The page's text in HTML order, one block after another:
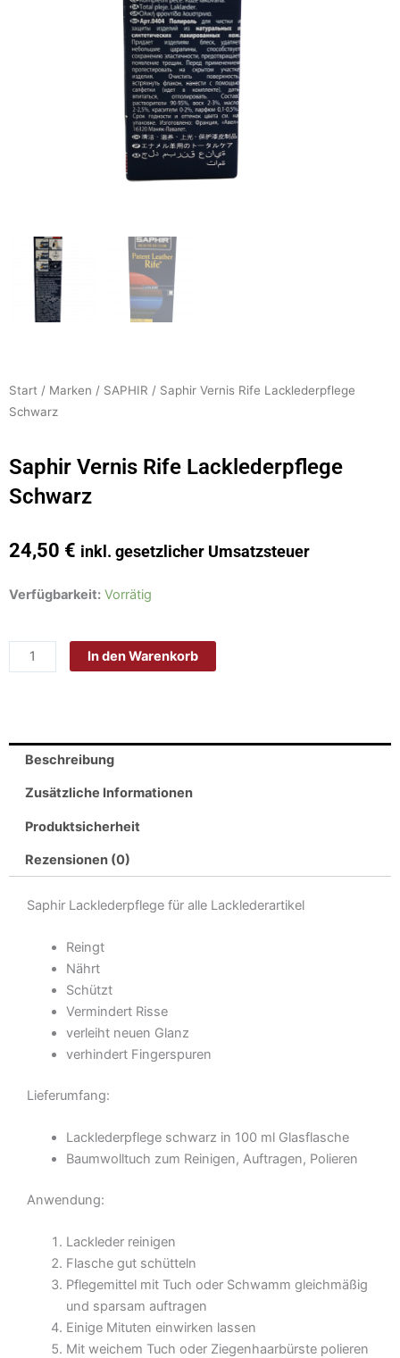
Start / Marken / SAPHIR / Saphir Vernis Rife Lacklederpflege
Schwarz
Saphir Vernis Rife Lacklederpflege
Schwarz
24,50 € inkl. gesetzlicher Umsatzsteuer
Verfügbarkeit: Vorrätig
Saphir
LacklederpflegeIn den Warenkorb
Beschreibung
Zusätzliche Informationen
Produktsicherheit
Rezensionen (0)
Saphir Lacklederpflege für alle Lacklederartikel
Reingt
Nährt
Schützt
Vermindert Risse
verleiht neuen Glanz
verhindert Fingerspuren
Lieferumfang:
Lacklederpflege schwarz in 100 ml Glasflasche
Baumwolltuch zum Reinigen, Auftragen, Polieren
Anwendung:
Lackleder reinigen
Flasche gut schütteln
Pflegemittel mit Tuch oder Schwamm gleichmäßig
und sparsam auftragen
Einige Mituten einwirken lassen
Mit weichem Tuch oder Ziegenhaarbürste polieren